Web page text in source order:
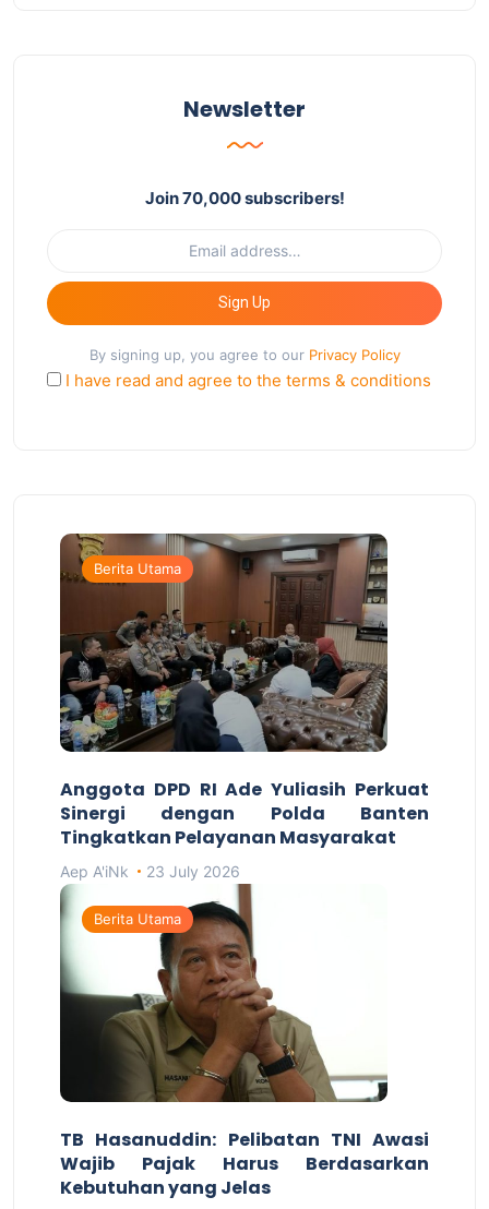
Newsletter
Join 70,000 subscribers!
Sign Up
By signing up, you agree to our Privacy Policy
I have read and agree to the terms & conditions
Berita Utama
Anggota DPD RI Ade Yuliasih Perkuat
Sinergi dengan Polda Banten
Tingkatkan Pelayanan Masyarakat
Aep A'iNk 23 July 2026
Berita Utama
TB Hasanuddin: Pelibatan TNI Awasi
Wajib Pajak Harus Berdasarkan
Kebutuhan yang Jelas